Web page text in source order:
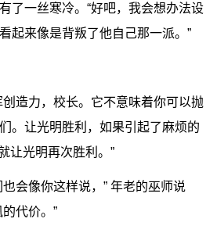
了一丝寒冷。“好吧，我会想办法设
起来像是背叛了他自己那一派。”
造力，校长。它不意味着你可以抛
。让光明胜利，如果引起了麻烦的
让光明再次胜利。”
会像你这样说，” 年老的巫师说
代价。”